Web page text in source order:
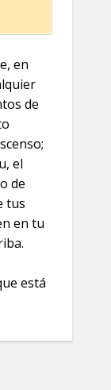
en
de
el
de
tus
en tu
está